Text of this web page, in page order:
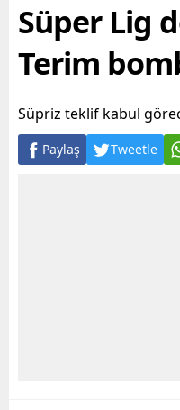
Süper Lig
Terim
Süpriz teklif kabul
Paylaş Tweetle